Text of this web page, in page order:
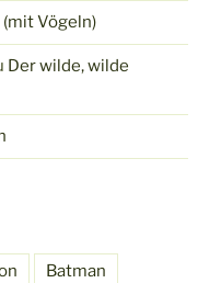
Vögeln)
Der wilde, wilde
Batman